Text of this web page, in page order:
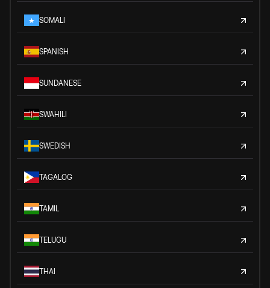
SOMALI
SPANISH
SUNDANESE
SWAHILI
SWEDISH
TAGALOG
TAMIL
TELUGU
THAI